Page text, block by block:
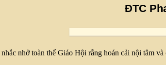
ĐTC
nhở toàn thể Giáo Hội rằng hoán cải nội tâm